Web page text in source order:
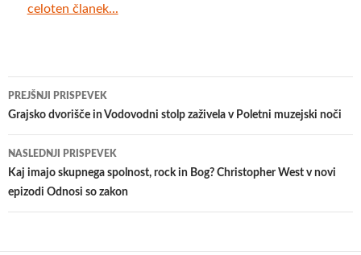
celoten članek...
Krmarjenje
po
prispevkih
PREJŠNJI PRISPEVEK
Grajsko dvorišče in Vodovodni stolp zaživela v Poletni muzejski noči
NASLEDNJI PRISPEVEK
Kaj imajo skupnega spolnost, rock in Bog? Christopher West v novi
epizodi Odnosi so zakon